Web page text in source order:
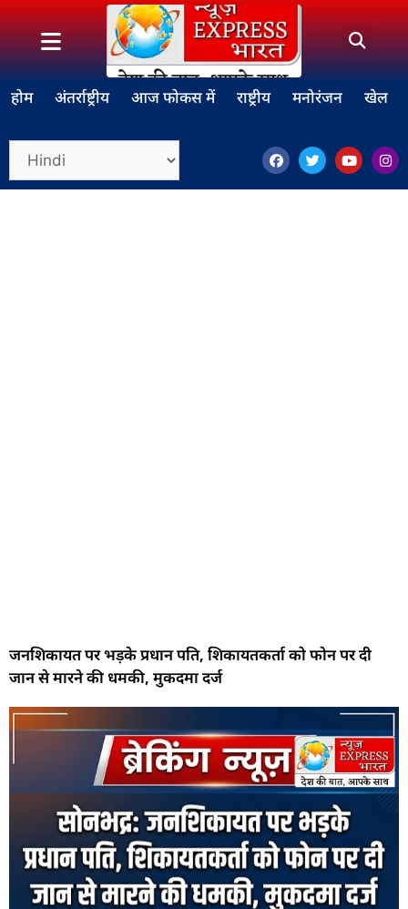
होम अंतर्राष्ट्रीय आज फोकस में राष्ट्रीय मनोरंजन खेल
जनशिकायत पर भड़के प्रधान पति, शिकायतकर्ता को फोन पर दी
जान से मारने की धमकी, मुकदमा दर्ज